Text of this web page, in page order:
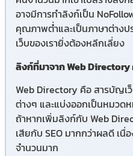
อาจมีการทำลิงก์เป็น
คุณภาพต่ำและเป็นภาษาต่างป
เว็บของเรายิ่งต้องหลีกเลี่ยง
ลิงก์ที่มาจาก Web
Web Directory คือ สารบัญเ
ต่างๆ และแบ่งออกเป็นหมวด
ถ้าหากเพิ่มลิงก์กับ Web
เสียกับ SEO มากกว่าผลดี เนื่
จำนวนมาก